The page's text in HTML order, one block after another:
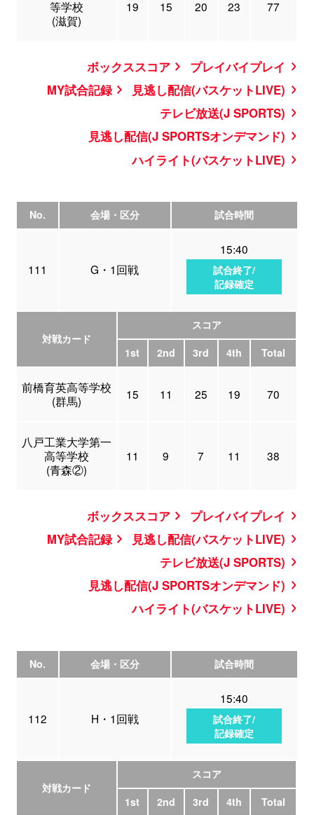
等学校
(滋賀)
19 15 20 23 77
ボックススコア
プレイバイプレイ
MY試合記録
見逃し配信(バスケットLIVE)
テレビ放送(J SPORTS)
見逃し配信(J SPORTSオンデマンド)
ハイライト(バスケットLIVE)
No. 会場・区分 試合時間
111 G・1回戦
15:40
試合終了/
記録確定
対戦カード
スコア
1st
2nd 3rd 4th Total
前橋育英高等学校
(群馬)
15 11 25 19 70
八戸工業大学第一
高等学校
(青森②)
11 9 7 11 38
ボックススコア
プレイバイプレイ
MY試合記録
見逃し配信(バスケットLIVE)
テレビ放送(J SPORTS)
見逃し配信(J SPORTSオンデマンド)
ハイライト(バスケットLIVE)
No. 会場・区分 試合時間
112 H・1回戦
15:40
試合終了/
記録確定
対戦カード
スコア
1st
2nd 3rd 4th Total